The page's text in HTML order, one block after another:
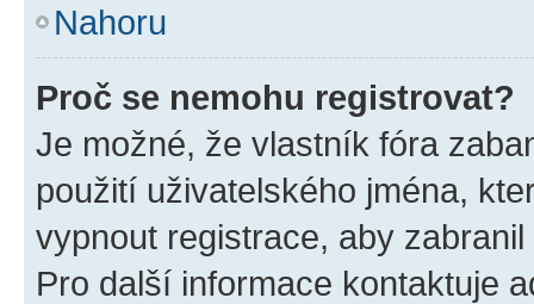
Nahoru
Proč se nemohu registrovat?
Je možné, že vlastník fóra
použití uživatelského jména,
vypnout registrace, aby
Pro další informace kontaktuje